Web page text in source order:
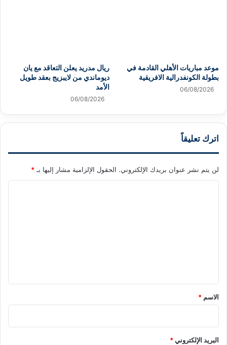
موعد مباريات الأهلي القادمة في
بطولة الكونفدرالية الافريقية
06/08/2026
ريال مدريد يعلن التعاقد مع يان
ديوماندي من لايبزيج بعقد طويل
الأمد
06/08/2026
اترك تعليقاً
لن يتم نشر عنوان بريدك الإلكتروني. الحقول الإلزامية مشار إليها بـ *
*
الاسم *
البريد الإلكتروني*